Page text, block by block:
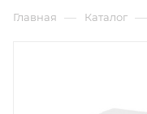
Главная — Каталог —